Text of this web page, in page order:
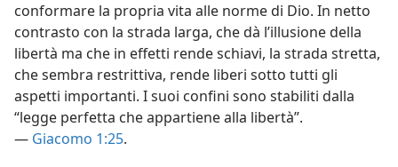
conformare la propria vita alle norme di Dio. In netto
contrasto con la strada larga, che dà l’illusione della
libertà ma che in effetti rende schiavi, la strada stretta,
che sembra restrittiva, rende liberi sotto tutti gli
aspetti importanti. I suoi confini sono stabiliti dalla
“legge perfetta che appartiene alla libertà”.
— Giacomo 1:25.